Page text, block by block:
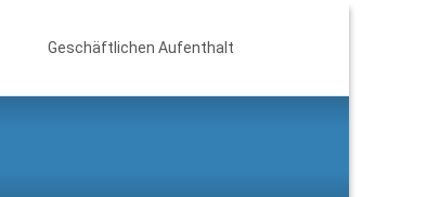
Geschäftlichen Aufenthalt